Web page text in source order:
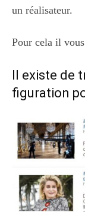
un réalisateur.
Pour cela il
Il existe de
figuration